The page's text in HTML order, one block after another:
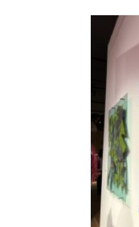
Queda’t amb